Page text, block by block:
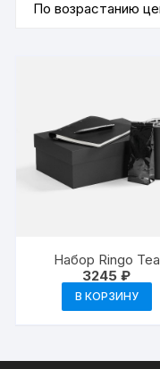
Набор Ringo Tea
3245₽
В КОРЗИНУ